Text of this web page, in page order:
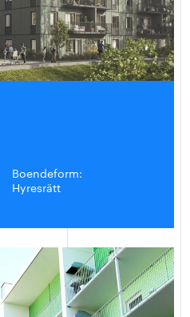
Boendeform:
Hyresrätt